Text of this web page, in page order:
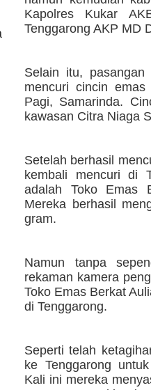
Kapolres Kukar
Tenggarong AKP MD
Selain itu,
mencuri cincin
Pagi, Samarinda.
kawasan Citra Niaga
Setelah berhasil
kembali mencuri di
adalah Toko Emas
Mereka berhasil
gram.
Namun tanpa
rekaman kamera
Toko Emas Berkat
di Tenggarong.
Seperti telah
ke Tenggarong
Kali ini mereka